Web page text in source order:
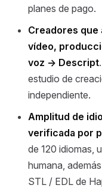
planes de pago.
Creadores que
vídeo,
voz → Descript
estudio de
independiente.
Amplitud de
verificada por
de 120 idiomas,
humana,
STL / EDL de